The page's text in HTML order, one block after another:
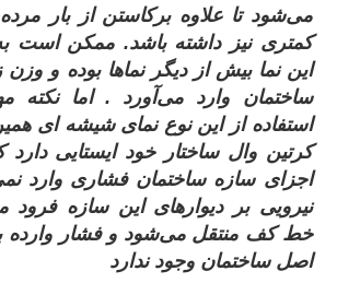
می‌شود تا علاوه برکاستن از بار
کمتری نیز داشته باشد. ممکن است
این نما بیش از دیگر نماها بوده و
ساختمان وارد می‌آورد . اما نکته
استفاده از این نوع نمای شیشه‌ ای
کرتین وال ساختار خود ایستایی دارد
اجزای سازه ساختمان فشاری وارد
نیرویی بر دیوارهای این سازه فرود
خط کف منتقل می‌شود و فشار وارده
اصل ساختمان وجود ندارد